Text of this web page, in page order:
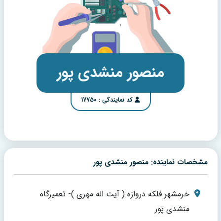
منصور منشدی پور
کد نمایندگی : 17750
مشخصات نماینده: منصور منشدی پور
خرمشهر فلکه دروازه ( آیت اله مهری )- تعمیرگاه
منشدی پور